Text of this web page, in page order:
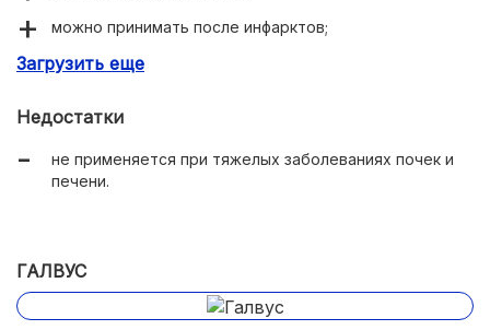
можно принимать после инфарктов;
стабильно поддерживает целевые уровни сахара
Загрузить еще
Недостатки
не применяется при тяжелых заболеваниях почек и
печени.
ГАЛВУС